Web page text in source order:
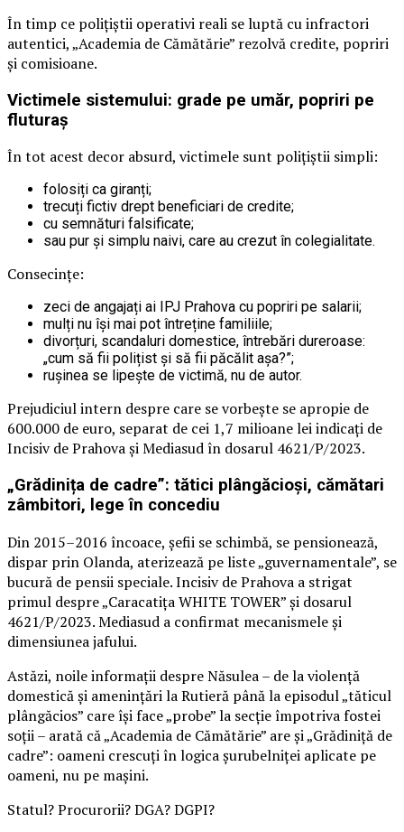
În timp ce polițiștii operativi reali se luptă cu infractori
autentici, „Academia de Cămătărie” rezolvă credite, popriri
și comisioane.
Victimele sistemului: grade pe umăr, popriri pe
fluturaș
În tot acest decor absurd, victimele sunt polițiștii simpli:
folosiți ca giranți;
trecuți fictiv drept beneficiari de credite;
cu semnături falsificate;
sau pur și simplu naivi, care au crezut în colegialitate.
Consecințe:
zeci de angajați ai IPJ Prahova cu popriri pe salarii;
mulți nu își mai pot întreține familiile;
divorțuri, scandaluri domestice, întrebări dureroase:
„cum să fii polițist și să fii păcălit așa?”;
rușinea se lipește de victimă, nu de autor.
Prejudiciul intern despre care se vorbește se apropie de
600.000 de euro, separat de cei 1,7 milioane lei indicați de
Incisiv de Prahova și Mediasud în dosarul 4621/P/2023.
„Grădinița de cadre”: tătici plângăcioși, cămătari
zâmbitori, lege în concediu
Din 2015–2016 încoace, șefii se schimbă, se pensionează,
dispar prin Olanda, aterizează pe liste „guvernamentale”, se
bucură de pensii speciale. Incisiv de Prahova a strigat
primul despre „Caracatița WHITE TOWER” și dosarul
4621/P/2023. Mediasud a confirmat mecanismele și
dimensiunea jafului.
Astăzi, noile informații despre Năsulea – de la violență
domestică și amenințări la Rutieră până la episodul „tăticul
plângăcios” care își face „probe” la secție împotriva fostei
soții – arată că „Academia de Cămătărie” are și „Grădiniță de
cadre”: oameni crescuți în logica șurubelniței aplicate pe
oameni, nu pe mașini.
Statul? Procurorii? DGA? DGPI?